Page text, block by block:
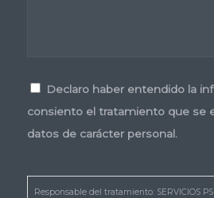
Declaro haber entendido la
consiento el tratamiento que se
datos de carácter personal.
Responsable del tratamiento: SERVICIOS